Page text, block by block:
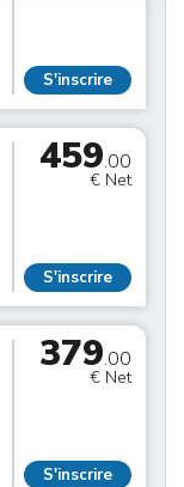
S'inscrire
459.00
€ Net
S'inscrire
379.00
€ Net
S'inscrire